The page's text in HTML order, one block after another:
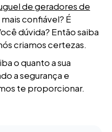
de geradores de
confiável? É
dúvida? Então saiba
criamos certezas.
o quanto a sua
a segurança e
te proporcionar.